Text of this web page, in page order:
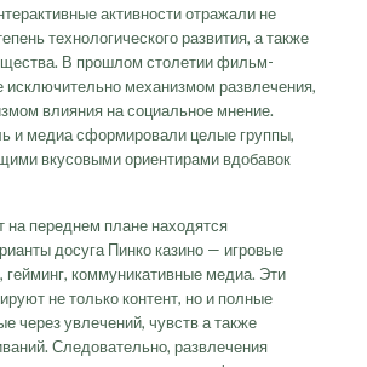
активности отражали не
технологического развития, а также
В прошлом столетии фильм-
исключительно механизмом развлечения,
влияния на социальное мнение.
и медиа сформировали целые группы,
вкусовыми ориентирами вдобавок
переднем плане находятся
досуга Пинко казино — игровые
гейминг, коммуникативные медиа. Эти
не только контент, но и полные
через увлечений, чувств а также
Следовательно, развлечения